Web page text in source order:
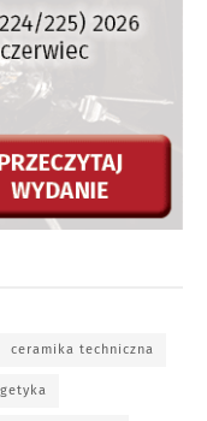
ceramika techniczna